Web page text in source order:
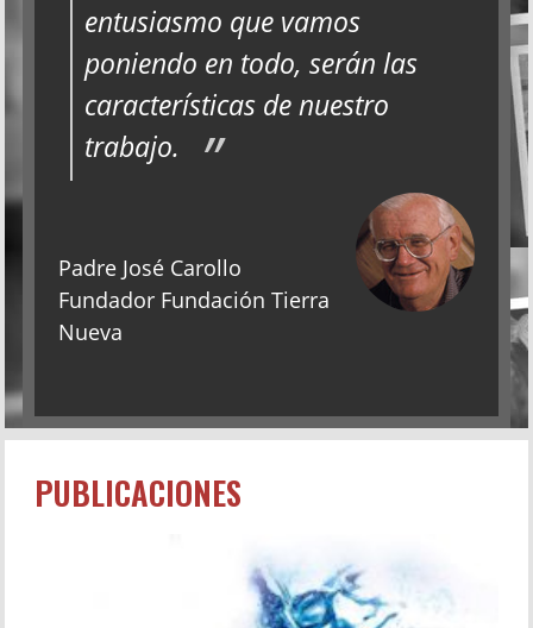
entusiasmo que vamos
poniendo en todo, serán las
características de nuestro
trabajo.
Padre José Carollo
Fundador Fundación Tierra
Nueva
PUBLICACIONES